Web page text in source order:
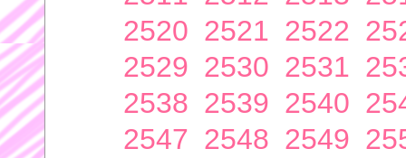
2520 2521 2522
2529 2530 2531
2538 2539 2540
2547 2548 2549